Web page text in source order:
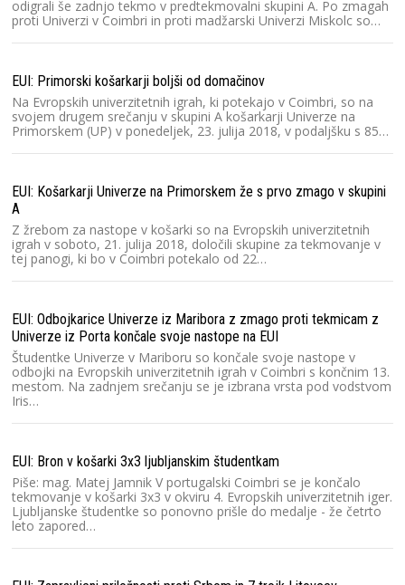
odigrali še zadnjo tekmo v predtekmovalni skupini A. Po zmagah
proti Univerzi v Coimbri in proti madžarski Univerzi Miskolc so…
EUI: Primorski košarkarji boljši od domačinov
Na Evropskih univerzitetnih igrah, ki potekajo v Coimbri, so na
svojem drugem srečanju v skupini A košarkarji Univerze na
Primorskem (UP) v ponedeljek, 23. julija 2018, v podaljšku s 85…
EUI: Košarkarji Univerze na Primorskem že s prvo zmago v skupini
A
Z žrebom za nastope v košarki so na Evropskih univerzitetnih
igrah v soboto, 21. julija 2018, določili skupine za tekmovanje v
tej panogi, ki bo v Coimbri potekalo od 22…
EUI: Odbojkarice Univerze iz Maribora z zmago proti tekmicam z
Univerze iz Porta končale svoje nastope na EUI
Študentke Univerze v Mariboru so končale svoje nastope v
odbojki na Evropskih univerzitetnih igrah v Coimbri s končnim 13.
mestom. Na zadnjem srečanju se je izbrana vrsta pod vodstvom
Iris…
EUI: Bron v košarki 3x3 ljubljanskim študentkam
Piše: mag. Matej Jamnik V portugalski Coimbri se je končalo
tekmovanje v košarki 3x3 v okviru 4. Evropskih univerzitetnih iger.
Ljubljanske študentke so ponovno prišle do medalje - že četrto
leto zapored…